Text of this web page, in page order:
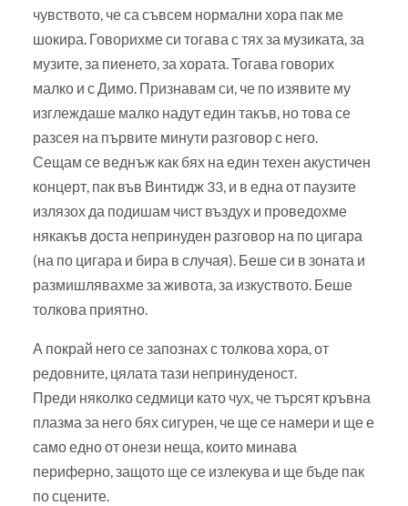
чувството, че са съвсем нормални хора пак ме
шокира. Говорихме си тогава с тях за музиката, за
музите, за пиенето, за хората. Тогава говорих
малко и с Димо. Признавам си, че по изявите му
изглеждаше малко надут един такъв, но това се
разсея на първите минути разговор с него.
Сещам се веднъж как бях на един техен акустичен
концерт, пак във Винтидж 33, и в една от паузите
излязох да подишам чист въздух и проведохме
някакъв доста непринуден разговор на по цигара
(на по цигара и бира в случая). Беше си в зоната и
размишлявахме за живота, за изкуството. Беше
толкова приятно.
А покрай него се запознах с толкова хора, от
редовните, цялата тази непринуденост.
Преди няколко седмици като чух, че търсят кръвна
плазма за него бях сигурен, че ще се намери и ще е
само едно от онези неща, които минава
периферно, защото ще се излекува и ще бъде пак
по сцените.